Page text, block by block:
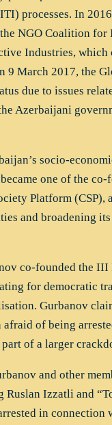
processes. In
NGO Coalition for
Industries, which
9 March 2017, the
due to issues
Azerbaijani
socio-
one of the co-
Platform (CSP),
and broadening
co-founded the
for democratic
Gurbanov
afraid of being
of a larger
and other
Ruslan Izzatli and
in